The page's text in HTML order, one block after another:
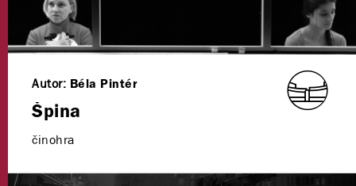
Autor: Béla Pintér
Špina
činohra